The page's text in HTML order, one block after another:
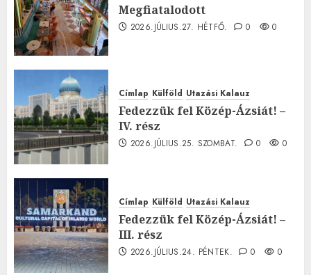
Megfiatalodott
2026.JÚLIUS.27. HÉTFŐ. 0 0
Címlap Külföld Utazási Kalauz
Fedezzük fel Közép-Ázsiát! –
IV. rész
2026.JÚLIUS.25. SZOMBAT. 0 0
Címlap Külföld Utazási Kalauz
Fedezzük fel Közép-Ázsiát! –
III. rész
2026.JÚLIUS.24. PÉNTEK. 0 0